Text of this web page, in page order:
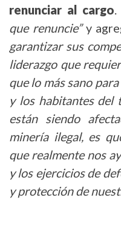
renunciar al cargo.
que renuncie”y
garantizar sus
liderazgo que
que lo más sano
y los habitantes del
están siendo
minería ilegal, es
que realmente nos
y los ejercicios de
y protección de